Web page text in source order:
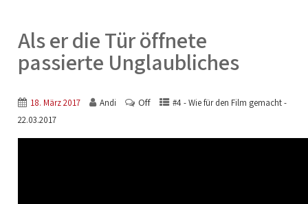
Als er die Tür öffnete
passierte Unglaubliches
18. März 2017 Andi Off
#4 - Wie für den Film gemacht -
22.03.2017